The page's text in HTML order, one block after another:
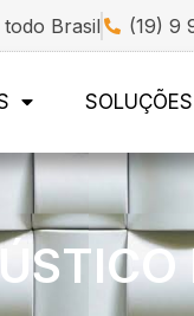
Brasil (19) 9
SOLUÇÕES